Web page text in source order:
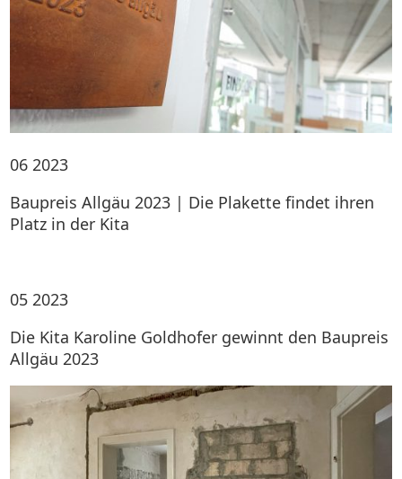
06 2023
Baupreis Allgäu 2023 | Die Plakette findet ihren
Platz in der Kita
05 2023
Die Kita Karoline Goldhofer gewinnt den Baupreis
Allgäu 2023